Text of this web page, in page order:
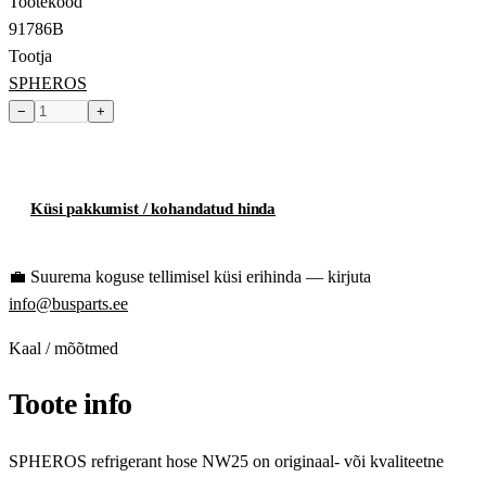
91786B
Tootja
SPHEROS
− +
Küsi pakkumist / kohandatud hinda
💼 Suurema koguse tellimisel küsi erihinda — kirjuta
info@busparts.ee
Kaal / mõõtmed
Toote info
SPHEROS refrigerant hose NW25 on originaal- või kvaliteetne